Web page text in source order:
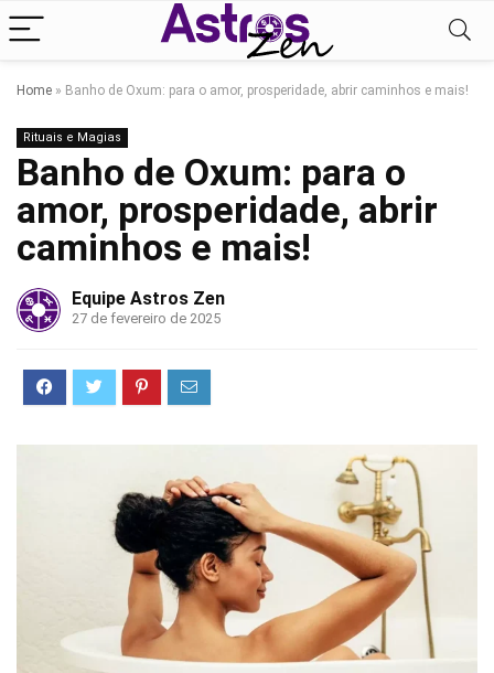
Home » Banho de Oxum: para o amor, prosperidade, abrir caminhos e mais!
Rituais e Magias
Banho de Oxum: para o
amor, prosperidade, abrir
caminhos e mais!
Equipe Astros Zen
27 de fevereiro de 2025